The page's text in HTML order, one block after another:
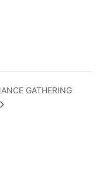
GATHERING